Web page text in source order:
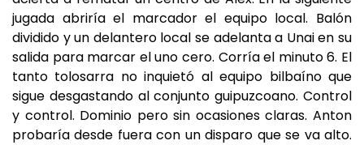
jugada abriría el marcador el equipo local. Balón
dividido y un delantero local se adelanta a Unai en su
salida para marcar el uno cero. Corría el minuto 6. El
tanto tolosarra no inquietó al equipo bilbaíno que
sigue desgastando al conjunto guipuzcoano. Control
y control. Dominio pero sin ocasiones claras. Anton
probaría desde fuera con un disparo que se va alto.